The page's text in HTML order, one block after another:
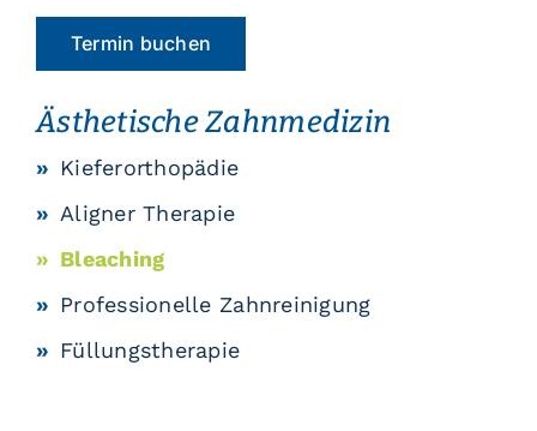
Termin buchen
Ästhetische Zahnmedizin
Kieferorthopädie
Aligner Therapie
Bleaching
Professionelle Zahnreinigung
Füllungstherapie